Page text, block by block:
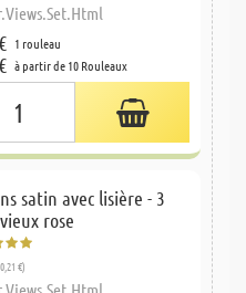
1 rouleau
à partir de 10 Rouleaux
satin avec lisière - 3
rose
€)